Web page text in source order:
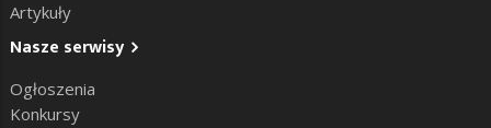
Artykuły
Nasze serwisy
Ogłoszenia
Konkursy